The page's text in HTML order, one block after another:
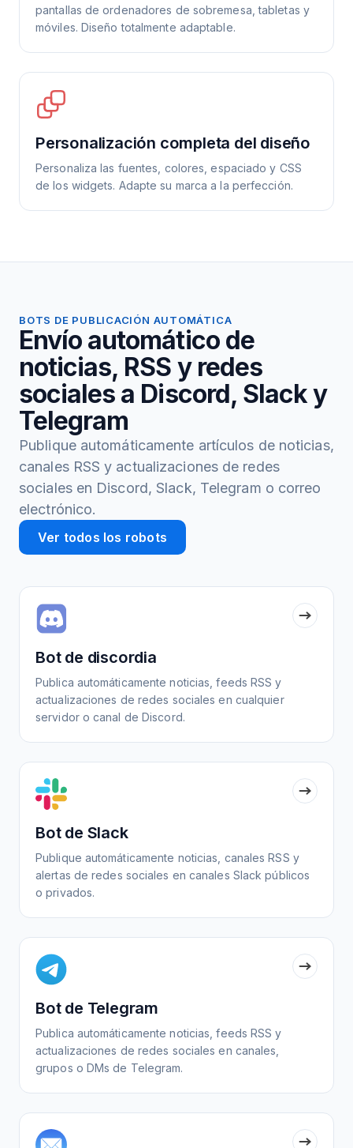
pantallas de ordenadores de sobremesa, tabletas y
móviles. Diseño totalmente adaptable.
Personalización completa del diseño
Personaliza las fuentes, colores, espaciado y CSS
de los widgets. Adapte su marca a la perfección.
BOTS DE PUBLICACIÓN AUTOMÁTICA
Envío automático de
noticias, RSS y redes
sociales a Discord, Slack y
Telegram
Publique automáticamente artículos de noticias,
canales RSS y actualizaciones de redes
sociales en Discord, Slack, Telegram o correo
electrónico.
Ver todos los robots
Bot de discordia
Publica automáticamente noticias, feeds RSS y
actualizaciones de redes sociales en cualquier
servidor o canal de Discord.
Bot de Slack
Publique automáticamente noticias, canales RSS y
alertas de redes sociales en canales Slack públicos
o privados.
Bot de Telegram
Publica automáticamente noticias, feeds RSS y
actualizaciones de redes sociales en canales,
grupos o DMs de Telegram.